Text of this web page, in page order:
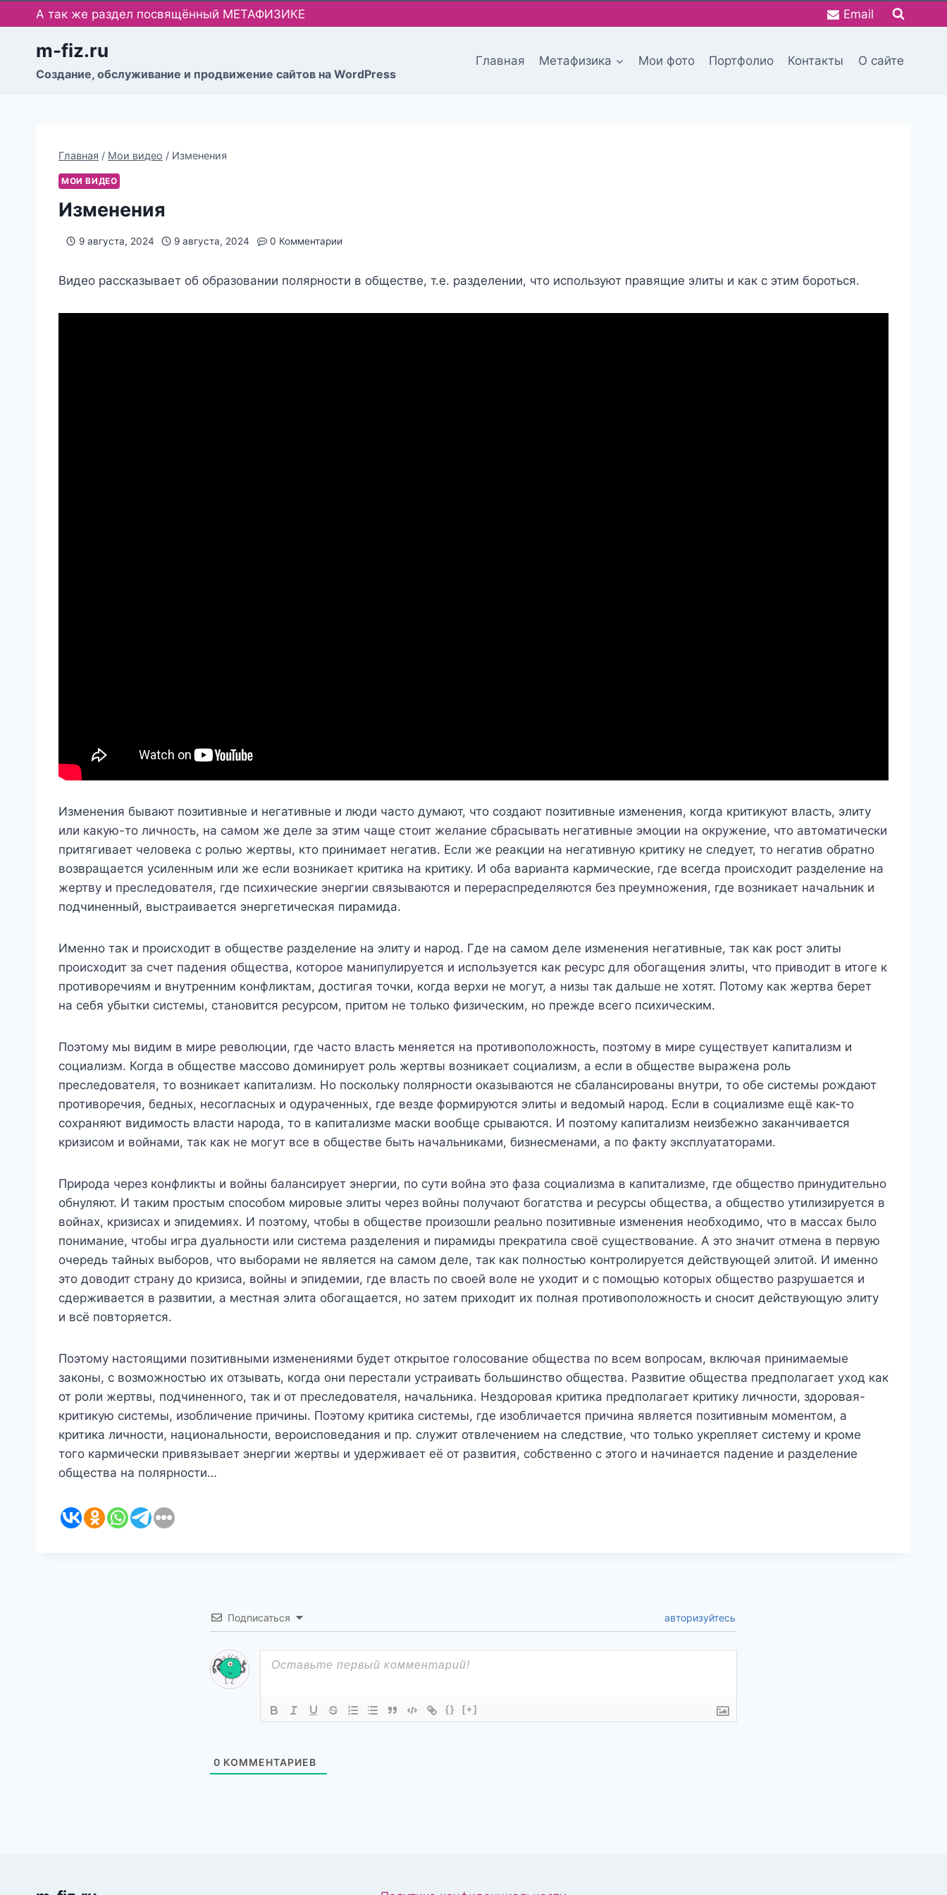
Перейти
к
содержимому
А так же раздел посвящённый МЕТАФИЗИКЕ Email
m-fiz.ru
Cоздание, обслуживание и продвижение сайтов на WordPress
Главная Метафизика Мои фото Портфолио Контакты О сайте
Главная / Мои видео / Изменения
МОИ ВИДЕО
Изменения
9 августа, 2024 9 августа, 2024 0 Комментарии
Видео рассказывает об образовании полярности в обществе, т.е. разделении, что используют правящие элиты и как с этим бороться.
Изменения бывают позитивные и негативные и люди часто думают, что создают позитивные изменения, когда критикуют власть, элиту
или какую-то личность, на самом же деле за этим чаще стоит желание сбрасывать негативные эмоции на окружение, что автоматически
притягивает человека с ролью жертвы, кто принимает негатив. Если же реакции на негативную критику не следует, то негатив обратно
возвращается усиленным или же если возникает критика на критику. И оба варианта кармические, где всегда происходит разделение на
жертву и преследователя, где психические энергии связываются и перераспределяются без преумножения, где возникает начальник и
подчиненный, выстраивается энергетическая пирамида.
Именно так и происходит в обществе разделение на элиту и народ. Где на самом деле изменения негативные, так как рост элиты
происходит за счет падения общества, которое манипулируется и используется как ресурс для обогащения элиты, что приводит в итоге к
противоречиям и внутренним конфликтам, достигая точки, когда верхи не могут, а низы так дальше не хотят. Потому как жертва берет
на себя убытки системы, становится ресурсом, притом не только физическим, но прежде всего психическим.
Поэтому мы видим в мире революции, где часто власть меняется на противоположность, поэтому в мире существует капитализм и
социализм. Когда в обществе массово доминирует роль жертвы возникает социализм, а если в обществе выражена роль
преследователя, то возникает капитализм. Но поскольку полярности оказываются не сбалансированы внутри, то обе системы рождают
противоречия, бедных, несогласных и одураченных, где везде формируются элиты и ведомый народ. Если в социализме ещё как-то
сохраняют видимость власти народа, то в капитализме маски вообще срываются. И поэтому капитализм неизбежно заканчивается
кризисом и войнами, так как не могут все в обществе быть начальниками, бизнесменами, а по факту эксплуататорами.
Природа через конфликты и войны балансирует энергии, по сути война это фаза социализма в капитализме, где общество принудительно
обнуляют. И таким простым способом мировые элиты через войны получают богатства и ресурсы общества, а общество утилизируется в
войнах, кризисах и эпидемиях. И поэтому, чтобы в обществе произошли реально позитивные изменения необходимо, что в массах было
понимание, чтобы игра дуальности или система разделения и пирамиды прекратила своё существование. А это значит отмена в первую
очередь тайных выборов, что выборами не является на самом деле, так как полностью контролируется действующей элитой. И именно
это доводит страну до кризиса, войны и эпидемии, где власть по своей воле не уходит и с помощью которых общество разрушается и
сдерживается в развитии, а местная элита обогащается, но затем приходит их полная противоположность и сносит действующую элиту
и всё повторяется.
Поэтому настоящими позитивными изменениями будет открытое голосование общества по всем вопросам, включая принимаемые
законы, с возможностью их отзывать, когда они перестали устраивать большинство общества. Развитие общества предполагает уход как
от роли жертвы, подчиненного, так и от преследователя, начальника. Нездоровая критика предполагает критику личности, здоровая-
критикую системы, изобличение причины. Поэтому критика системы, где изобличается причина является позитивным моментом, а
критика личности, национальности, вероисповедания и пр. служит отвлечением на следствие, что только укрепляет систему и кроме
того кармически привязывает энергии жертвы и удерживает её от развития, собственно с этого и начинается падение и разделение
общества на полярности…
Подписаться авторизуйтесь
{} [+]
0 КОММЕНТАРИЕВ